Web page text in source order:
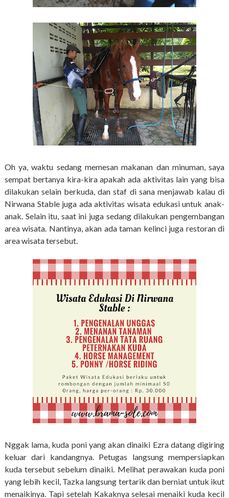
Oh ya, waktu sedang memesan makanan dan minuman, saya
sempat bertanya kira-kira apakah ada aktivitas lain yang bisa
dilakukan selain berkuda, dan staf di sana menjawab kalau di
Nirwana Stable juga ada aktivitas wisata edukasi untuk anak-
anak. Selain itu, saat ini juga sedang dilakukan pengembangan
area wisata. Nantinya, akan ada taman kelinci juga restoran di
area wisata tersebut.
Nggak lama, kuda poni yang akan dinaiki Ezra datang digiring
keluar dari kandangnya. Petugas langsung mempersiapkan
kuda tersebut sebelum dinaiki. Melihat perawakan kuda poni
yang lebih kecil, Tazka langsung tertarik dan berniat untuk ikut
menaikinya. Tapi setelah Kakaknya selesai menaiki kuda kecil